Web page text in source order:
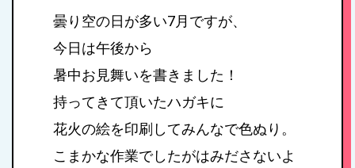
曇り空の日が多い7月ですが、
今日は午後から
暑中お見舞いを書きました！
持ってきて頂いたハガキに
花火の絵を印刷してみんなで色ぬり。
こまかな作業でしたがはみださないよ